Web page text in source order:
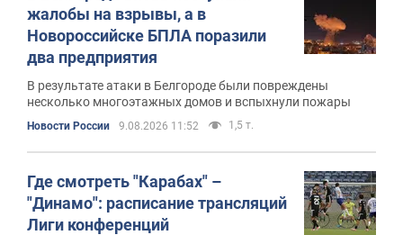
жалобы на взрывы, а в
Новороссийске БПЛА поразили
два предприятия
В результате атаки в Белгороде были повреждены
несколько многоэтажных домов и вспыхнули пожары
Новости России 9.08.2026 11:52 1,5 т.
Где смотреть "Карабах" –
"Динамо": расписание трансляций
Лиги конференций